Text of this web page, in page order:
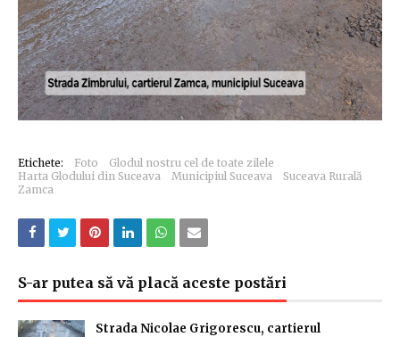
Etichete: Foto
Glodul nostru cel de toate zilele
Harta Glodului din Suceava
Municipiul Suceava
Suceava Rurală
Zamca
S-ar putea să vă placă aceste postări
Strada Nicolae Grigorescu, cartierul